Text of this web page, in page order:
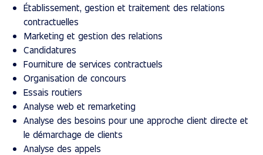
Établissement, gestion et traitement des relations
contractuelles
Marketing et gestion des relations
Candidatures
Fourniture de services contractuels
Organisation de concours
Essais routiers
Analyse web et remarketing
Analyse des besoins pour une approche client directe et
le démarchage de clients
Analyse des appels